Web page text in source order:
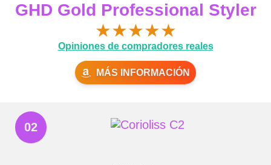
GHD Gold Professional Styler
★★★★★
Opiniones de compradores reales
MÁS INFORMACIÓN
02